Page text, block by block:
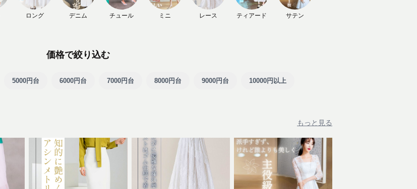
ロング デニム チュール ミニ レース ティアード サテン
価格で絞り込む
5000円台 6000円台 7000円台 8000円台 9000円台 10000円以上
もっと見る